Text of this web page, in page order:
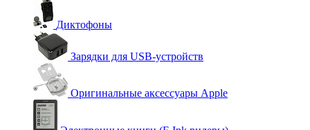
Диктофоны
Зарядки для USB-устройств
Оригинальные аксессуары Apple